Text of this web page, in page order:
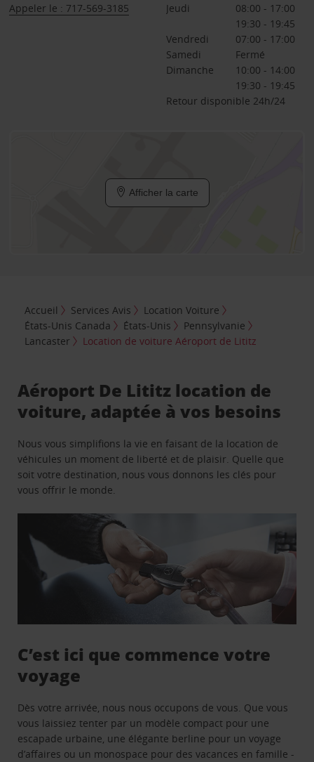
Appeler le : 717-569-3185
Jeudi
08:00 - 17:00
19:30 - 19:45
Vendredi
07:00 - 17:00
Samedi
Fermé
Dimanche
10:00 - 14:00
19:30 - 19:45
Retour disponible 24h/24
Afficher la carte
Accueil Services Avis
Location Voiture
États-Unis Canada
États-Unis
Pennsylvanie
Lancaster
Location de voiture Aéroport de Lititz
Aéroport De Lititz location de
voiture, adaptée à vos besoins
Nous vous simplifions la vie en faisant de la location de
véhicules un moment de liberté et de plaisir. Quelle que
soit votre destination, nous vous donnons les clés pour
vous offrir le monde.
C’est ici que commence votre
voyage
Dès votre arrivée, nous nous occupons de vous. Que vous
vous laissiez tenter par un modèle compact pour une
escapade urbaine, une élégante berline pour un voyage
d’affaires ou un monospace pour des vacances en famille -